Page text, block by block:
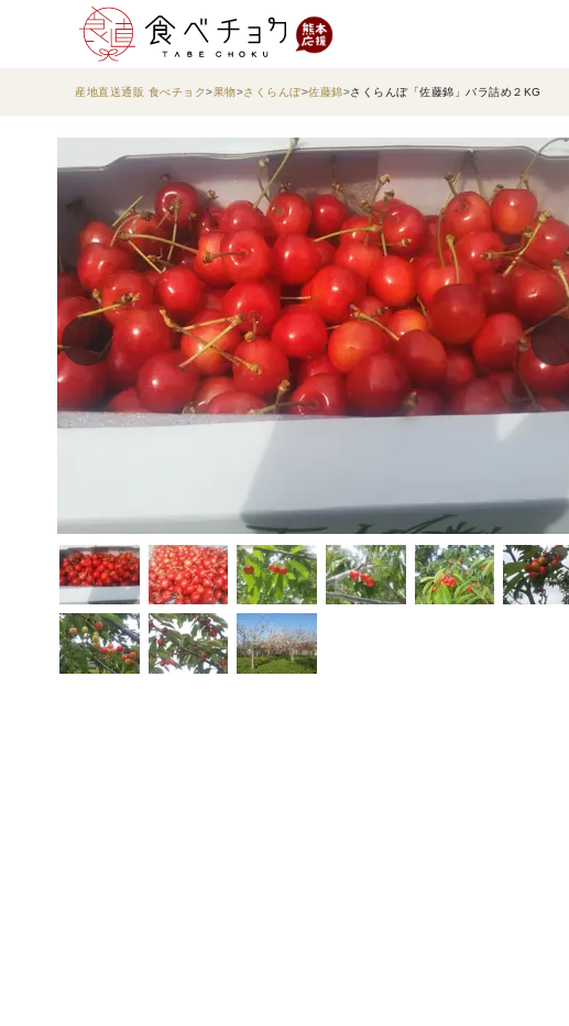
産地直送通販 食べチョク 果物 さくらんぼ 佐藤錦 さくらんぼ「佐藤錦」バラ詰め２KG